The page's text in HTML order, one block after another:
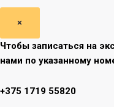
×
Чтобы записаться на
нами по указанному
+375 1719 55820